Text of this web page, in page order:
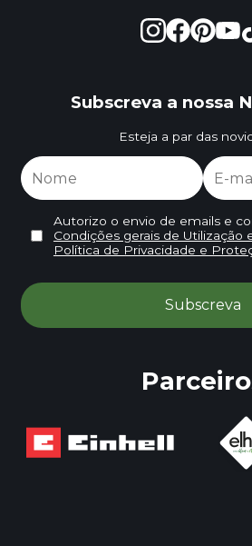
Subscreva a nossa
Esteja a par das
Autorizo o envio de emails e
Condições gerais de Utilização
Política de Privacidade e